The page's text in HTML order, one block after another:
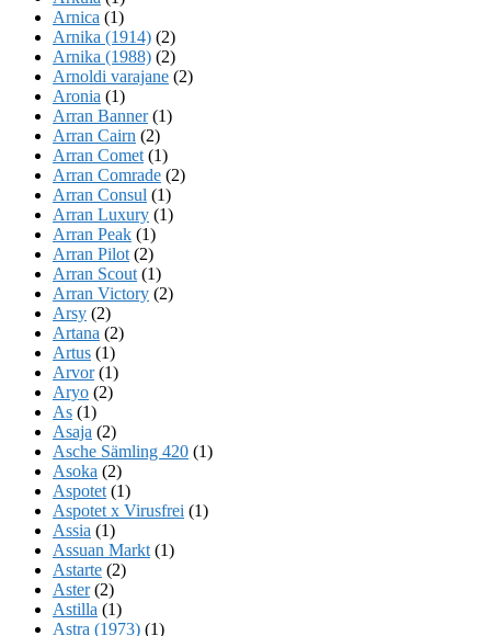
Arnica (1)
Arnika (1914) (2)
Arnika (1988) (2)
Arnoldi varajane (2)
Aronia (1)
Arran Banner(1)
Arran Cairn (2)
Arran Comet (1)
Arran Comrade (2)
Arran Consul (1)
Arran Luxury (1)
Arran Peak (1)
Arran Pilot (2)
Arran Scout (1)
Arran Victory (2)
Arsy (2)
Artana (2)
Artus (1)
Arvor(1)
Aryo (2)
As (1)
Asaja (2)
Asche Sämling 420 (1)
Asoka (2)
Aspotet (1)
Aspotet x Virusfrei (1)
Assia (1)
Assuan Markt (1)
Astarte (2)
Aster(2)
Astilla (1)
Astra (1973) (1)